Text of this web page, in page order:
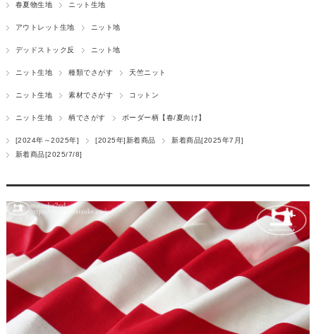
春夏物生地
ニット生地
アウトレット生地 ニット地
デッドストック反 ニット地
ニット生地 種類でさがす 天竺ニット
ニット生地 素材でさがす コットン
ニット生地 柄でさがす ボーダー柄【春/夏向け】
[2024年～2025年] [2025年]新着商品
新着商品[2025年7月]
新着商品[2025/7/8]